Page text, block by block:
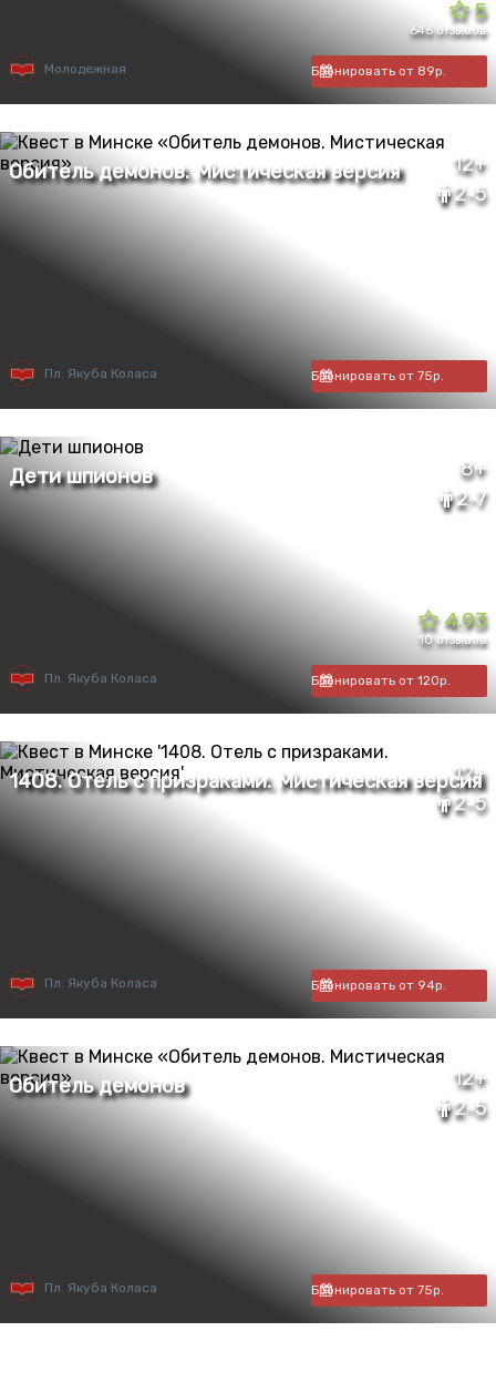
5
646 отзывов
Молодежная Бронировать от 89р.
12+
2-5
Пл. Якуба Коласа Бронировать от 75р.
8+
2-7
4.93
10 отзывов
Пл. Якуба Коласа Бронировать от 120р.
12+
2-5
Пл. Якуба Коласа Бронировать от 94р.
12+
2-5
Пл. Якуба Коласа Бронировать от 75р.